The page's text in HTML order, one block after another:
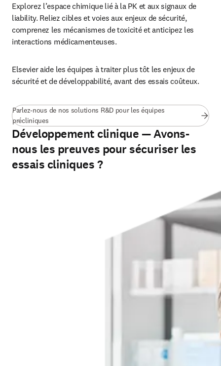
Explorez l’espace chimique lié à la PK et aux signaux de
liability. Reliez cibles et voies aux enjeux de sécurité,
comprenez les mécanismes de toxicité et anticipez les
interactions médicamenteuses.
Elsevier aide les équipes à traiter plus tôt les enjeux de
sécurité et de développabilité, avant des essais coûteux.
Parlez-nous de nos solutions R&D pour les équipes
précliniques
Développement clinique — Avons-
nous les preuves pour sécuriser les
essais cliniques ?